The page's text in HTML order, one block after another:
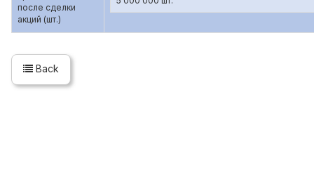
после сделки
акций (шт.)
Back